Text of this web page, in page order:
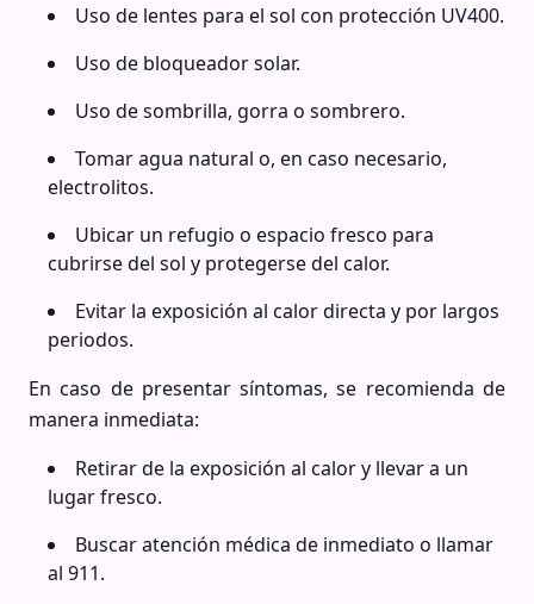
Uso de lentes para el sol con protección UV400.
Uso de bloqueador solar.
Uso de sombrilla, gorra o sombrero.
Tomar agua natural o, en caso necesario,
electrolitos.
Ubicar un refugio o espacio fresco para
cubrirse del sol y protegerse del calor.
Evitar la exposición al calor directa y por largos
periodos.
En caso de presentar síntomas, se recomienda de
manera inmediata:
Retirar de la exposición al calor y llevar a un
lugar fresco.
Buscar atención médica de inmediato o llamar
al 911.